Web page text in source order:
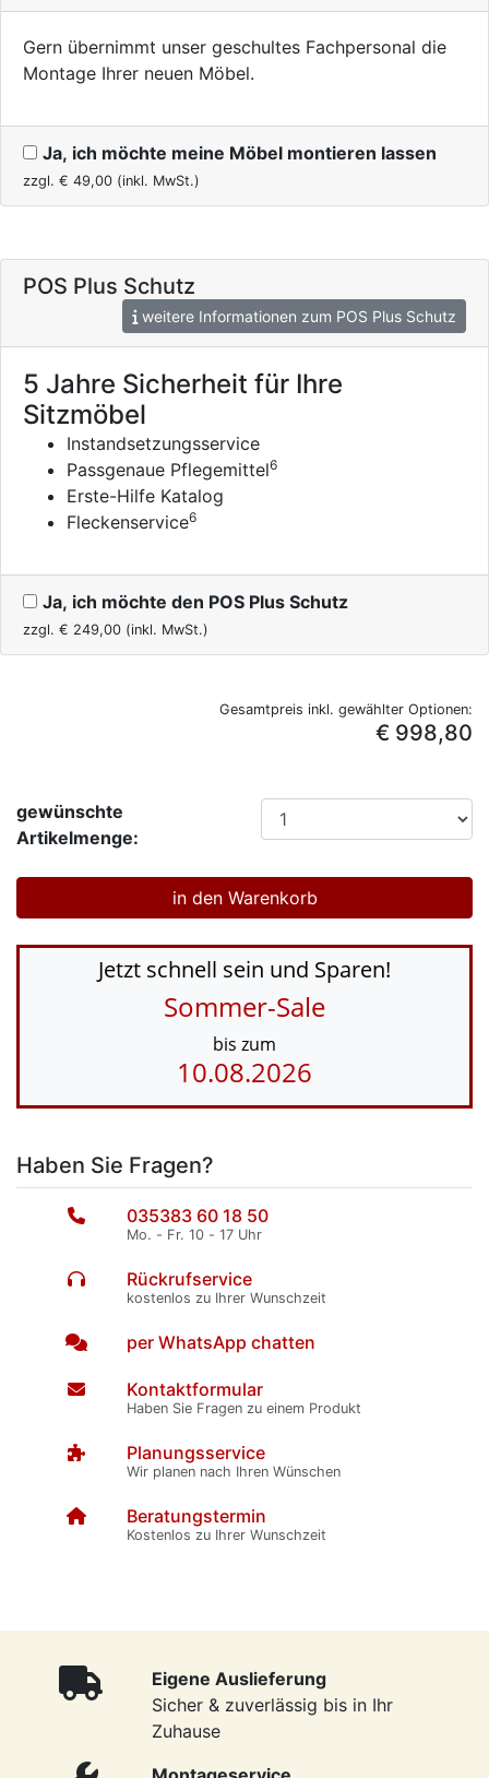
Gern übernimmt unser geschultes Fachpersonal die
Montage Ihrer neuen Möbel.
Ja, ich möchte meine Möbel montieren lassen
zzgl. € 49,00 (inkl. MwSt.)
POS Plus Schutz
weitere Informationen zum POS Plus Schutz
5 Jahre Sicherheit für Ihre
Sitzmöbel
Instandsetzungsservice
Passgenaue Pflegemittel6
Erste-Hilfe Katalog
Fleckenservice6
Ja, ich möchte den POS Plus Schutz
zzgl. € 249,00 (inkl. MwSt.)
Gesamtpreis inkl. gewählter Optionen:
€ 998,80
gewünschte
Artikelmenge:
Jetzt schnell sein und Sparen!
Sommer-Sale
bis zum
10.08.2026
Haben Sie Fragen?
035383 60 18 50
Mo. - Fr. 10 - 17 Uhr
Rückrufservice
kostenlos zu Ihrer Wunschzeit
per WhatsApp chatten
Kontaktformular
Haben Sie Fragen zu einem Produkt
Planungsservice
Wir planen nach Ihren Wünschen
Beratungstermin
Kostenlos zu Ihrer Wunschzeit
Eigene Auslieferung
Sicher & zuverlässig bis in Ihr
Zuhause